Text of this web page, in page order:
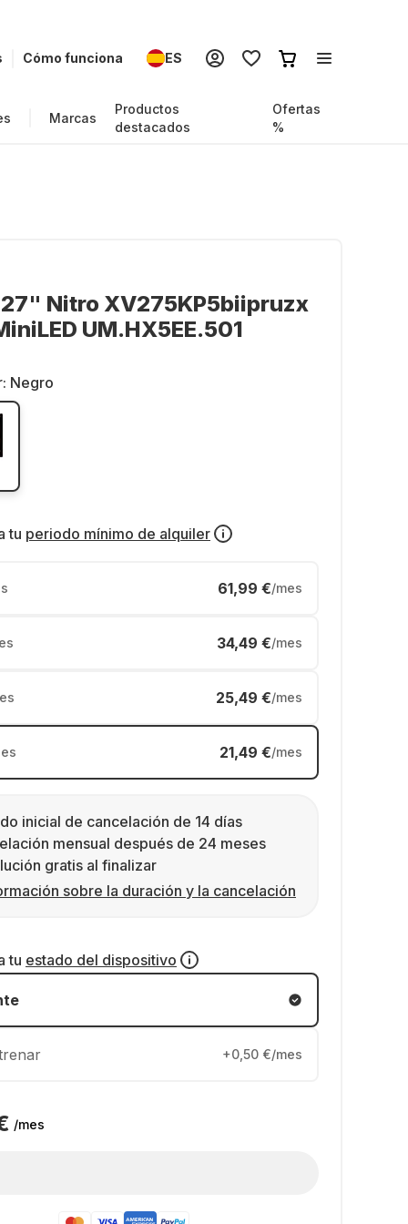
Cómo funciona ES
Marcas
Productos
destacados
Ofertas
%
Nitro XV275KP5biipruzx
UM.HX5EE.501
Negro
tu periodo mínimo de alquiler
61,99 €/mes
34,49 €/mes
25,49 €/mes
21,49 €/mes
inicial de cancelación de 14 días
mensual después de 24 meses
gratis al finalizar
sobre la duración y la cancelación
tu estado del dispositivo
+0,50 €/mes
/mes